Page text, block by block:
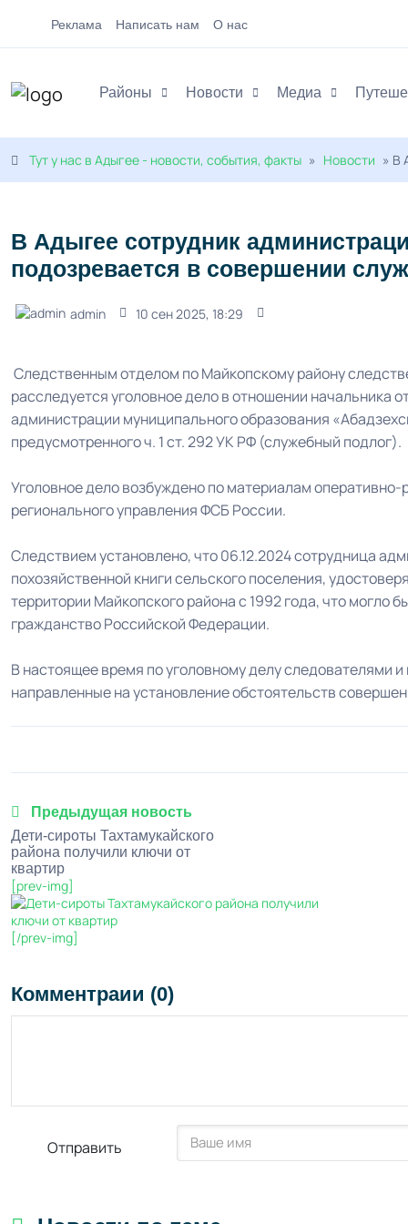
Реклама Написать нам О нас
Районы Новости Медиа
Тут у нас в Адыгее - новости, события, факты » Новости » В
В Адыгее сотрудник
подозревается в совершении
admin 10 сен 2025, 18:29
Следственным отделом по Майкопскому району
расследуется уголовное дело в отношении начальника
администрации муниципального образования
предусмотренного ч. 1 ст. 292 УК РФ (служебный подлог).
Уголовное дело возбуждено по материалам
регионального управления ФСБ России.
Следствием установлено, что 06.12.2024 сотрудница
похозяйственной книги сельского поселения,
территории Майкопского района с 1992 года, что могло
гражданство Российской Федерации.
В настоящее время по уголовному делу следователями
направленные на установление обстоятельств
Предыдущая новость
Дети-сироты Тахтамукайского
района получили ключи от
квартир
[prev-img]
[/prev-img]
Комментраии (0)
Отправить